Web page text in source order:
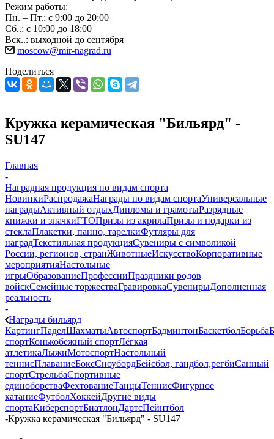
Режим работы:
Пн. – Пт.: с 9:00 до 20:00
Сб..: с 10:00 до 18:00
Вск..: выходной до сентября
moscow@mir-nagrad.ru
Поделиться
Кружка керамическая "Бильярд" -
SU147
Главная
-
Наградная продукция по видам спорта
НовинкиРаспродажаНаграды по видам спортаУниверсальные
наградыАктивный отдыхДипломы и грамотыРазрядные
книжки и значкиГТОПризы из акрилаПризы и подарки из
стеклаПлакетки, панно, тарелкиФутляры для
наградТекстильная продукцияСувениры с символикой
России, регионов, странЖивотныеИскусствоКорпоративные
мероприятияНастольные
игрыОбразованиеПрофессииПраздники родов
войскСемейные торжестваГравировкаСувенирыДополненная
реальность
-
Награды бильярд
КартингПаделШахматыАвтоспортБадминтонБаскетболБорьба
спортКонькобежный спортЛёгкая
атлетикаЛыжиМотоспортНастольный
теннисПлаваниеБоксСноубордБейсбол, гандбол,регбиСанный
спортСтрельбаСпортивные
единоборстваФехтованиеТанцыТеннисФигурное
катаниеФутболХоккейДругие виды
спортаКиберспортБиатлонДартсПейнтбол
-Кружка керамическая "Бильярд" - SU147